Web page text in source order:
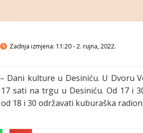
Zadnja izmjena: 11:20 - 2. rujna, 2022.
Dani kulture u Desiniću. U Dvoru
sati na trgu u Desiniću. Od 17 i
18 i 30 održavati kuburaška